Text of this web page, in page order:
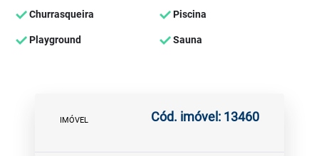
Churrasqueira Piscina
Playground Sauna
IMÓVEL Cód. imóvel: 13460